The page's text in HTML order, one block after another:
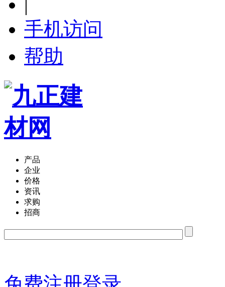
手机访问
帮助
产品
企业
价格
资讯
求购
招商